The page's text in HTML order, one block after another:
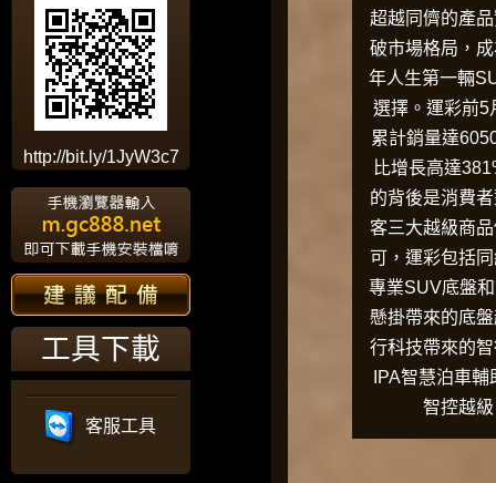
http://bit.ly/1JyW3c7
工具下載
客服工具
超越同儕的產
破市場格局，
年人生第一輛
選擇。運彩前5
累計銷量達
比增長高達
的背後是消費
客三大越級商
可，運彩包括
專業SUV底盤
懸掛帶來的底
行科技帶來的
IPA智慧泊車
智控越